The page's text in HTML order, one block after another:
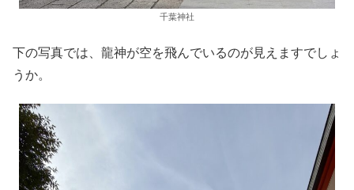
千葉神社
下の写真では、龍神が空を飛んでいるのが見えますでしょ
うか。